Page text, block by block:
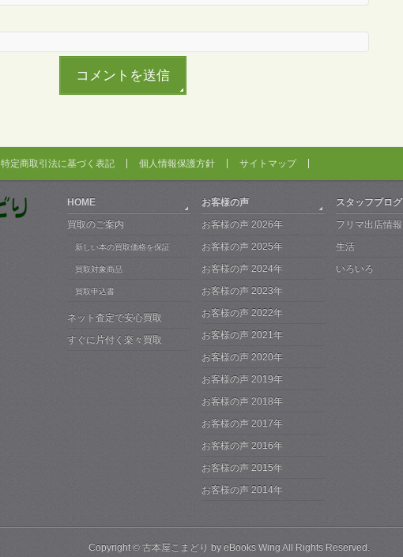
特定商取引法に基づく表記 個人情報保護方針 サイトマップ
HOME
買取のご案内
新しい本の買取価格を保証
買取対象商品
買取申込書
ネット査定で安心買取
すぐに片付く楽々買取
お客様の声
お客様の声 2026年
お客様の声 2025年
お客様の声 2024年
お客様の声 2023年
お客様の声 2022年
お客様の声 2021年
お客様の声 2020年
お客様の声 2019年
お客様の声 2018年
お客様の声 2017年
お客様の声 2016年
お客様の声 2015年
お客様の声 2014年
スタッフブログ
フリマ出店情報
生活
いろいろ
Copyright © 古本屋こまどり by eBooks Wing All Rights Reserved.